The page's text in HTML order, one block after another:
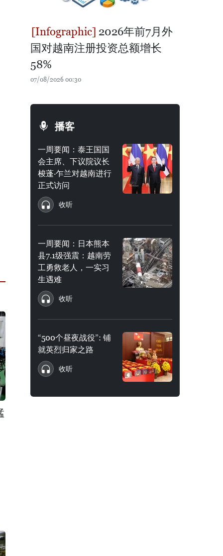
2026年前7月外
国对越南注册投资总额增长
58%
07/08/2026 00:30
播客
一周要闻：泰王国国
会主席、下议院议长
梭蓬·乍兰对越南进行
正式访问
收听
一周要闻：日本熊本
县7.1级强震：越南劳
工勇救老人，一实习
生遇难
收听
“500个昼夜战役”: 铺
就英烈归家之路
收听